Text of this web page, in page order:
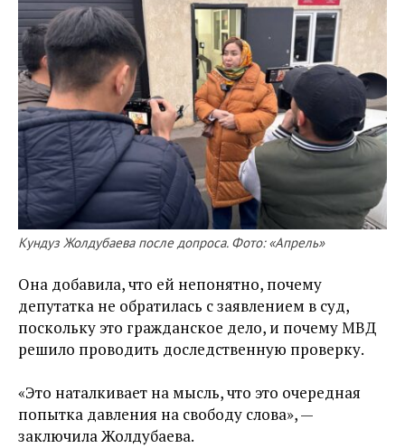
Кундуз Жолдубаева после допроса. Фото: «Апрель»
Она добавила, что ей непонятно, почему
депутатка не обратилась с заявлением в суд,
поскольку это гражданское дело, и почему МВД
решило проводить доследственную проверку.
«Это наталкивает на мысль, что это очередная
попытка давления на свободу слова», —
заключила Жолдубаева.